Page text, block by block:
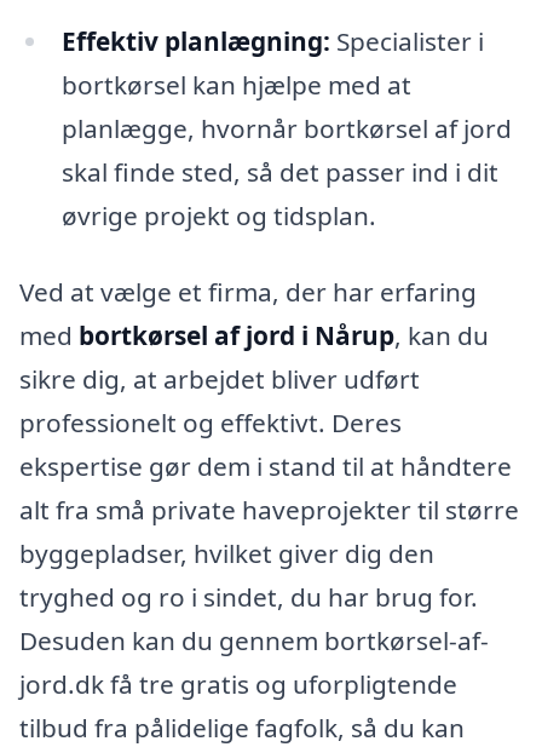
Effektiv planlægning: Specialister i
bortkørsel kan hjælpe med at
planlægge, hvornår bortkørsel af jord
skal finde sted, så det passer ind i dit
øvrige projekt og tidsplan.
Ved at vælge et firma, der har erfaring
med bortkørsel af jord i Nårup, kan du
sikre dig, at arbejdet bliver udført
professionelt og effektivt. Deres
ekspertise gør dem i stand til at håndtere
alt fra små private haveprojekter til større
byggepladser, hvilket giver dig den
tryghed og ro i sindet, du har brug for.
Desuden kan du gennem bortkørsel-af-
jord.dk få tre gratis og uforpligtende
tilbud fra pålidelige fagfolk, så du kan